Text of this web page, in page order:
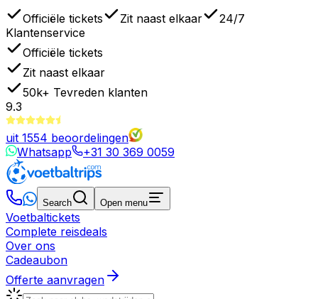
Officiële tickets Zit naast elkaar
24/7
Klantenservice
Officiële tickets
Zit naast elkaar
50k+ Tevreden klanten
9.3
uit 1554 beoordelingen
Whatsapp
+31 30 369 0059
Search Open menu
Voetbaltickets
Complete reisdeals
Over ons
Cadeaubon
Offerte aanvragen